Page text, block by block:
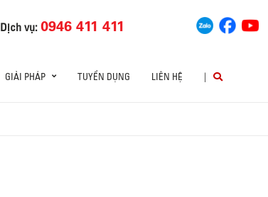
Dịch vụ:0946 411 411
GIẢI PHÁP TUYỂN DỤNG LIÊN HỆ |